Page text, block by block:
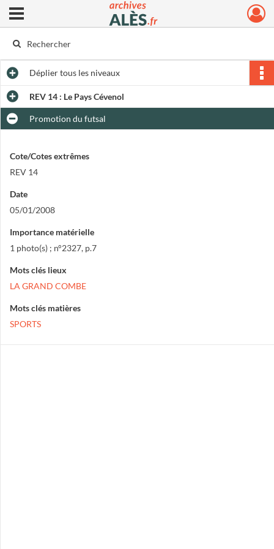
Archives municipales d'Alès
Ouvrir le menu déroulant
Dépliertous les niveaux
REV 14 : Le Pays Cévenol
Promotion du futsal
Cote/Cotes extrêmes
REV 14
Date
05/01/2008
Importance matérielle
1 photo(s) ; n°2327, p.7
Mots clés lieux
LA GRAND COMBE
Mots clés matières
SPORTS